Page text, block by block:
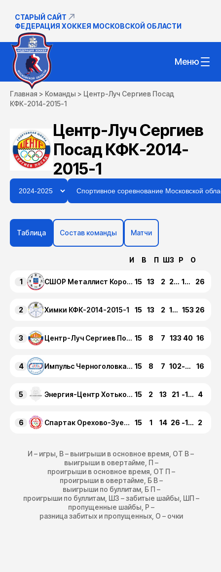
СТАРЫЙ САЙТ
ФЕДЕРАЦИЯ ХОККЕЯ МОСКОВСКОЙ ОБЛАСТИ
Меню
Главная > Команды > Центр-Луч Сергиев Посад
КФК-2014-2015-1
Центр-Луч Сергиев
Посад КФК-2014-
2015-1
Таблица Состав команды Матчи
И В П ШЗ Р О
1 СШОР Металлист Королев КФК-2014-2015-1 15 13 2 202 168 26
2 Химки КФК-2014-2015-1 15 13 2 198 153 26
3 Центр-Луч Сергиев Посад КФК-2014-2015-1 15 8 7 133 40 16
4 Импульс Черноголовка КФК-2014-2015-1 15 8 7 102 -46 16
5 Энергия-Центр Хотьково КФК-2014-2015-1 15 2 13 21 -147 4
6 Спартак Орехово-Зуево КФК-2014-2015-1 15 1 14 26 -168 2
И – игры, В – выигрыши в основное время, ОТ В –
выигрыши в овертайме, П –
проигрыши в основное время, ОТ П –
проигрыши в овертайме, Б В –
выигрыши по буллитам, Б П –
проигрыши по буллитам, ШЗ – забитые шайбы, ШП –
пропущенные шайбы, Р –
разница забитых и пропущенных, О – очки